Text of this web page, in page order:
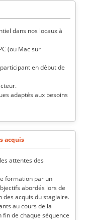
dans nos locaux à
(ou Mac sur
en début de
adaptés aux besoins
acquis
attentes des
formation par un
abordés lors de
acquis du stagiaire.
au cours de la
de chaque séquence